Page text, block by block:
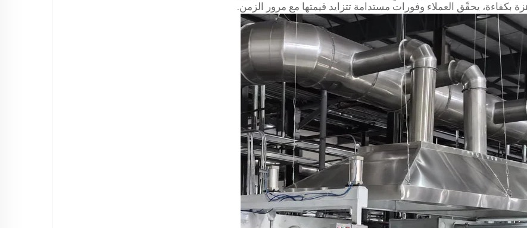
بكفاءة، يحقّق العملاء وفورات مستدامة تتزايد قيمتها مع مرور الزمن.